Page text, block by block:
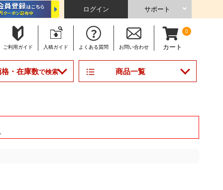
ログイン サポート
ご利用ガイド 入稿ガイド よくある質問 お問い合わせ
0
カート
・在庫数で検索 商品一覧